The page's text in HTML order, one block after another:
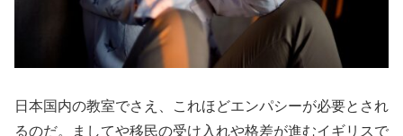
日本国内の教室でさえ、これほどエンパシーが必要とされ
るのだ。ましてや移民の受け入れや格差が進むイギリスで